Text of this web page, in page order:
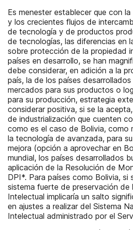
Es menester establecer que con
y los crecientes flujos de
de tecnología y de productos
de tecnologías, las diferencias en
sobre protección de la propiedad
países en desarrollo, se han
debe considerar, en adición a la
país, la de los países
mercados para sus productos o
para su producción, estrategia
considerar positiva, si se la
de industrialización que cuenten
como es el caso de Bolivia, como
la tecnología de avanzada, para
mejora (opción a aprovechar en
mundial, los países desarrollados
aplicación de la Resolución de
DPI*. Para países como Bolivia,
sistema fuerte de preservación
Intelectual implicaría un salto
en ajustes a realizar del Sistema
Intelectual administrado por el